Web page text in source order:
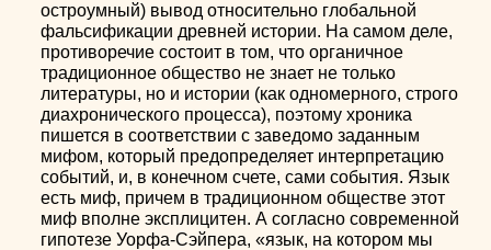
остроумный) вывод относительно глобальной
фальсификации древней истории. На самом деле,
противоречие состоит в том, что органичное
традиционное общество не знает не только
литературы, но и истории (как одномерного, строго
диахронического процесса), поэтому хроника
пишется в соответствии с заведомо заданным
мифом, который предопределяет интерпретацию
событий, и, в конечном счете, сами события. Язык
есть миф, причем в традиционном обществе этот
миф вполне эксплицитен. А согласно современной
гипотезе Уорфа-Сэйпера, «язык, на котором мы